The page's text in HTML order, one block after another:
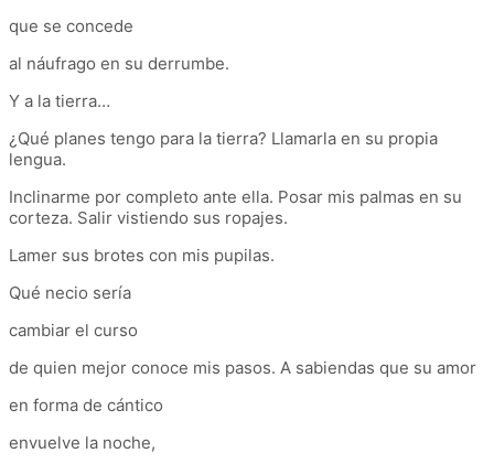
que se concede
al náufrago en su derrumbe.
Y a la tierra…
¿Qué planes tengo para la tierra? Llamarla en su propia
lengua.
Inclinarme por completo ante ella. Posar mis palmas en su
corteza. Salir vistiendo sus ropajes.
Lamer sus brotes con mis pupilas.
Qué necio sería
cambiar el curso
de quien mejor conoce mis pasos. A sabiendas que su amor
en forma de cántico
envuelve la noche,